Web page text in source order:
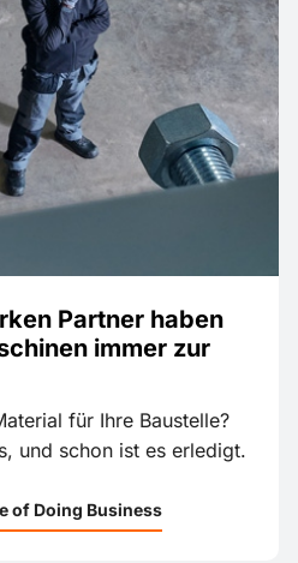
Partner haben
immer zur
für Ihre Baustelle?
und schon ist es erledigt.
of Doing Business